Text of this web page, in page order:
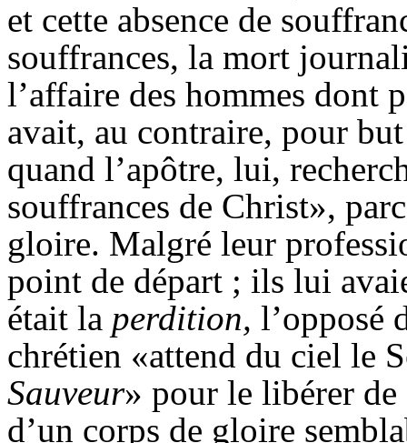
et cette absence de
souffrances, la mort
l’affaire des hommes dont
avait, au contraire, pour
quand l’apôtre, lui,
souffrances de Christ»,
gloire. Malgré leur
point de départ ; ils lui
était la perdition, l’opposé
chrétien «attend du ciel le
Sauveur» pour le libérer de
d’un corps de gloire